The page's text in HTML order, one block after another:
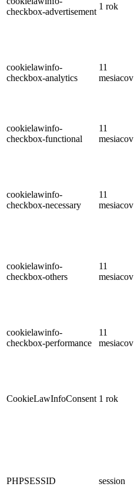
checkbox-advertisement
1 rok
cookielawinfo-
checkbox-analytics
11
mesiacov
cookielawinfo-
checkbox-functional
11
mesiacov
cookielawinfo-
checkbox-necessary
11
mesiacov
cookielawinfo-
checkbox-others
11
mesiacov
cookielawinfo-
checkbox-performance
11
mesiacov
CookieLawInfoConsent 1 rok
PHPSESSID session